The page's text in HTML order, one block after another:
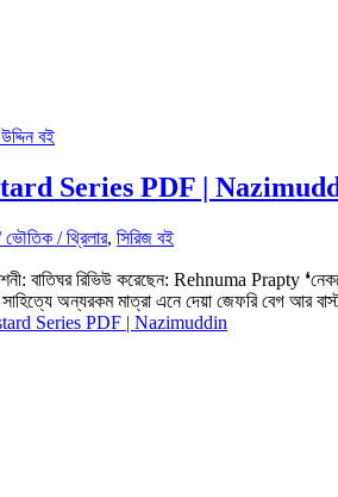
Series PDF |
ভৌতিক / থ্রিলার, সিরিজ বই
বাতিঘর রিভিউ করেছেন: Rehnuma Prapty
সাহিত্যে অন্যরকম মাত্রা এনে দেয়া জেফরি বেগ আর
Series PDF | Nazimuddin